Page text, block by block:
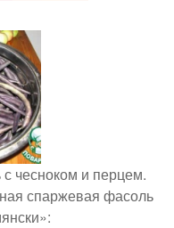
чесноком и перцем.
спаржевая фасоль